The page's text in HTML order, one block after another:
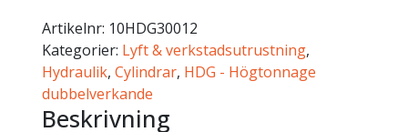
Artikelnr: 10HDG30012
Kategorier: Lyft & verkstadsutrustning,
Hydraulik, Cylindrar, HDG - Högtonnage
dubbelverkande
Beskrivning